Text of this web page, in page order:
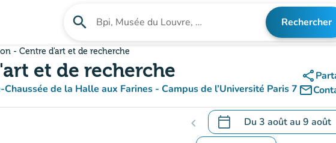
search Rechercher un établissement Rechercher
- Centre d'art et de recherche
et de recherche
de la Halle aux Farines - Campus de l’Université Paris 7
share
mail_outline
chevron_left calendar_today Du 3 aoûtau 9 août
.Ouvrir le calendrier pour